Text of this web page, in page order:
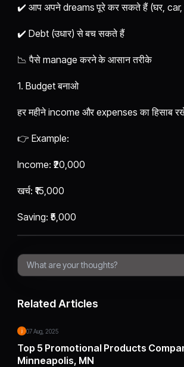
✔️ आप अपने dreams पूरे कर सकते हैं (घर, car,
✔️ Debt (उधार) से बच सकते हैं
📉 पैसे manage करने के आसान तरीके
1. Budget बनाओ
हर महीने income और expenses का हिसाब
👉 Example:
Income: ₹20,000
खर्च: ₹15,000
Saving: ₹5,000
Related Articles
07 Aug, 2025
Top 5 Promotional Products
Minneapolis, MN